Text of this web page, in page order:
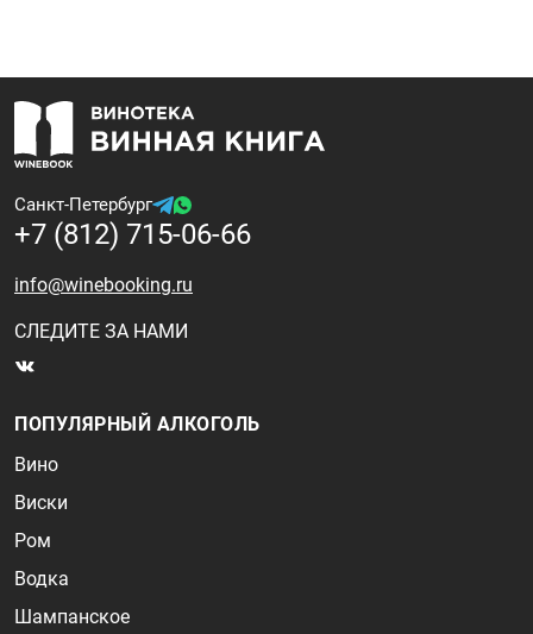
Санкт-Петербург
+7 (812) 715-06-66
info@winebooking.ru
СЛЕДИТЕ ЗА НАМИ
ПОПУЛЯРНЫЙ АЛКОГОЛЬ
Вино
Виски
Ром
Водка
Шампанское